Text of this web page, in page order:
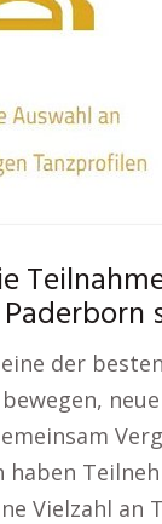
der
haben
Vielzahl an